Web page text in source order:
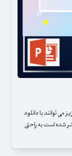
توانند با دانلود
شده است به راحتی